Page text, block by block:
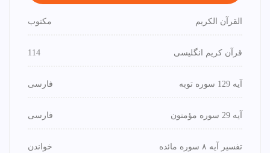
القرآن الكريم مكتوب
قرآن کریم انگلیسی 114
آیه 129 سوره توبه فارسی
آیه 29 سوره مؤمنون فارسی
تفسیر آیه ۸ سوره مائده خواندن